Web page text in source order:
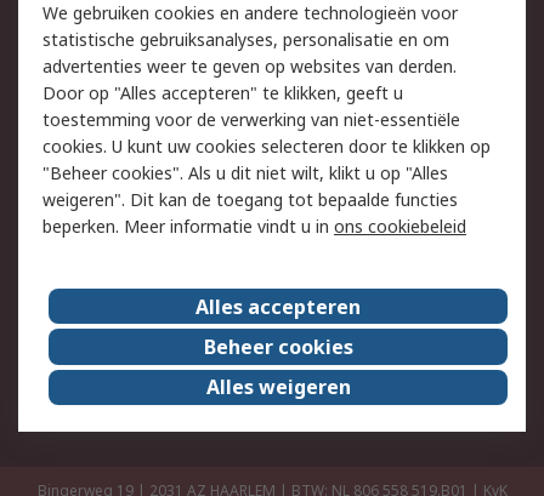
Track & Trace
Wettelijk
Cookiebeleid
Email veiligheid
Privacybeleid
Websitevoorwaarden
Algemene
verkoopvoorwaarden
Over RS
RS Group
Over ons
RS wereldwijd
Werken bij RS
ESG
Bingerweg 19 | 2031 AZ HAARLEM | BTW: NL 806 558 519.B01 | KvK
We gebruiken cookies en andere technologieën voor
statistische gebruiksanalyses, personalisatie en om
advertenties weer te geven op websites van derden.
Door op "Alles accepteren" te klikken, geeft u
toestemming voor de verwerking van niet-essentiële
cookies. U kunt uw cookies selecteren door te klikken op
"Beheer cookies". Als u dit niet wilt, klikt u op "Alles
weigeren". Dit kan de toegang tot bepaalde functies
beperken. Meer informatie vindt u in ons cookiebeleid
Alles accepteren
Beheer cookies
Alles weigeren